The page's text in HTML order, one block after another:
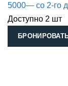
5000— со 2-го
Доступно 2 шт